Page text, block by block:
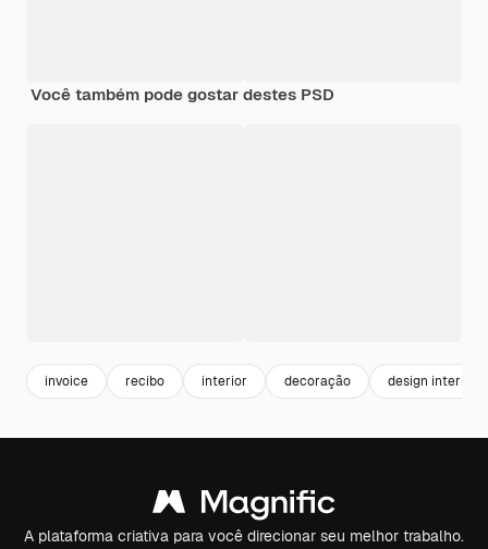
Você também pode gostar destes PSD
invoice recibo interior decoração design interior
A plataforma criativa para você direcionar seu melhor trabalho.